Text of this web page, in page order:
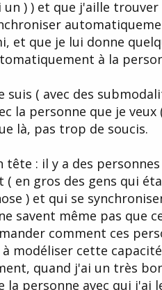
) ) et que j'aille
et que je lui donne
à la
suis ( avec des
la personne que je
là, pas trop de soucis.
tête : il y a des
en gros des gens qui
) et qui se
savent même pas que
comment ces
à modéliser cette
quand j'ai un très
la personne avec qui